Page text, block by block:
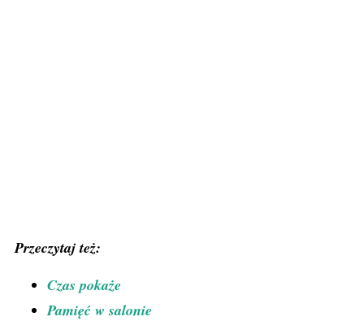
Przeczytaj też:
Czas pokaże
Pamięć w salonie